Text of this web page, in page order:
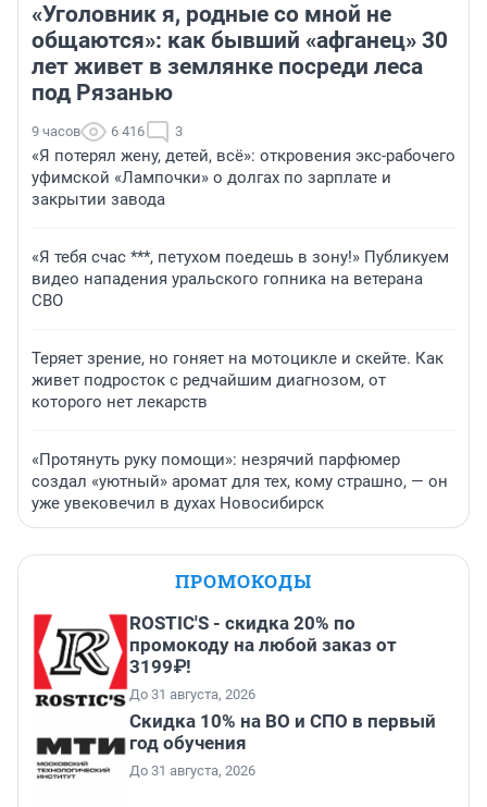
«Уголовник я, родные со мной не
общаются»: как бывший «афганец» 30
лет живет в землянке посреди леса
под Рязанью
9 часов 6 416 3
«Я потерял жену, детей, всё»: откровения экс-рабочего
уфимской «Лампочки» о долгах по зарплате и
закрытии завода
«Я тебя счас ***, петухом поедешь в зону!» Публикуем
видео нападения уральского гопника на ветерана
СВО
Теряет зрение, но гоняет на мотоцикле и скейте. Как
живет подросток с редчайшим диагнозом, от
которого нет лекарств
«Протянуть руку помощи»: незрячий парфюмер
создал «уютный» аромат для тех, кому страшно, — он
уже увековечил в духах Новосибирск
ПРОМОКОДЫ
ROSTIC'S - скидка 20% по
промокоду на любой заказ от
3199₽!
До 31 августа, 2026
Скидка 10% на ВО и СПО в первый
год обучения
До 31 августа, 2026